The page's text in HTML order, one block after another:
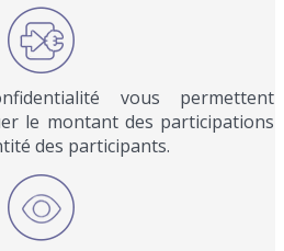
vous permettent
le montant des participations
des participants.